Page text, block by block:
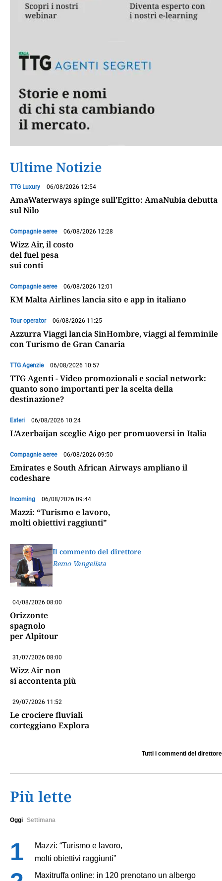
Ultime Notizie
TTG Luxury 06/08/2026 12:54
AmaWaterways spinge sull’Egitto: AmaNubia debutta
sul Nilo
Compagnie aeree 06/08/2026 12:28
Wizz Air, il costo
del fuel pesa
sui conti
Compagnie aeree 06/08/2026 12:01
KM Malta Airlines lancia sito e app in italiano
Tour operator 06/08/2026 11:25
Azzurra Viaggi lancia SinHombre, viaggi al femminile
con Turismo de Gran Canaria
TTG Agenzie 06/08/2026 10:57
TTG Agenti - Video promozionali e social network:
quanto sono importanti per la scelta della
destinazione?
Esteri 06/08/2026 10:24
L’Azerbaijan sceglie Aigo per promuoversi in Italia
Compagnie aeree 06/08/2026 09:50
Emirates e South African Airways ampliano il
codeshare
Incoming 06/08/2026 09:44
Mazzi: “Turismo e lavoro,
molti obiettivi raggiunti”
Il commento del direttore
Remo Vangelista
04/08/2026 08:00
Orizzonte
spagnolo
per Alpitour
31/07/2026 08:00
Wizz Air non
si accontenta più
29/07/2026 11:52
Le crociere fluviali
corteggiano Explora
Tutti i commenti del direttore
Più lette
Oggi Settimana
Mazzi: “Turismo e lavoro,
molti obiettivi raggiunti”
Maxitruffa online: in 120 prenotano un albergo